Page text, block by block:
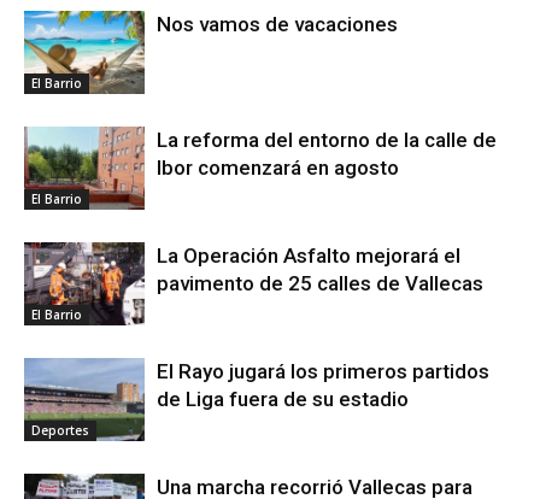
El Barrio
Nos vamos de vacaciones
El Barrio
La reforma del entorno de la calle de
Ibor comenzará en agosto
El Barrio
La Operación Asfalto mejorará el
pavimento de 25 calles de Vallecas
Deportes
El Rayo jugará los primeros partidos
de Liga fuera de su estadio
Una marcha recorrió Vallecas para